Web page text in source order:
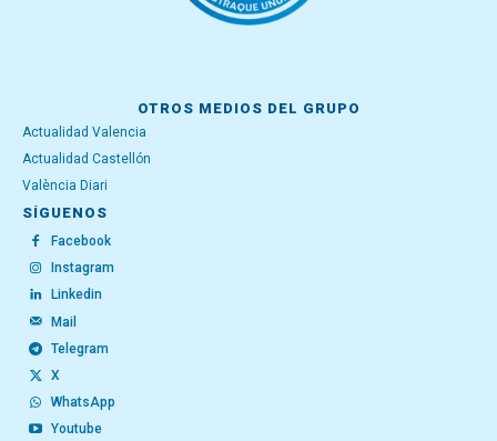
OTROS MEDIOS DEL GRUPO
Actualidad Valencia
Actualidad Castellón
València Diari
SÍGUENOS
Facebook
Instagram
Linkedin
Mail
Telegram
X
WhatsApp
Youtube